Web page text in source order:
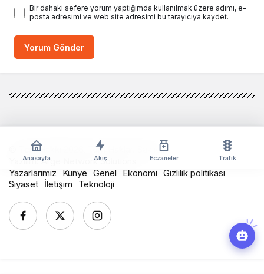
Bir dahaki sefere yorum yaptığımda kullanılmak üzere adımı, e-
posta adresimi ve web site adresimi bu tarayıcıya kaydet.
Yorum Gönder
Anasayfa Akış Eczaneler Trafik
© Telif Hakkı 2026, Tüm Hakları Saklıdır
Yazılım:Arge Network Solutions
Yazarlarımız
Künye Genel Ekonomi Gizlilik politikası
Siyaset İletişim Teknoloji